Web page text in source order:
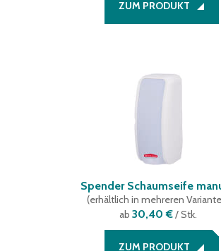
ZUM PRODUKT
Spender Schaumseife
(erhältlich in mehreren
ab 30,40 €/ Stk.
ZUM PRODUKT